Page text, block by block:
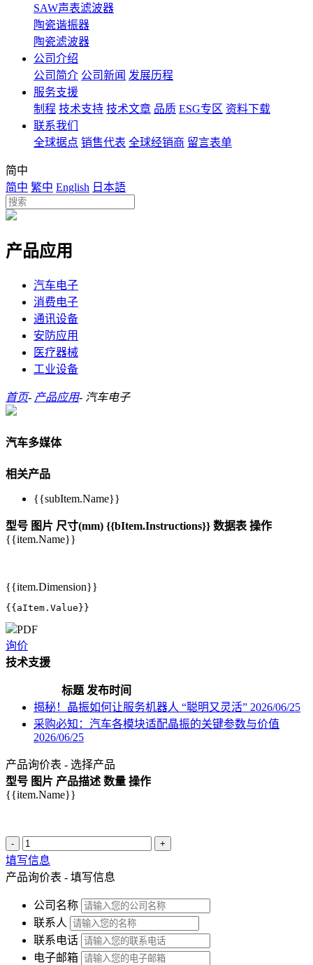
SAW声表滤波器
陶瓷谐振器
陶瓷滤波器
公司介绍
公司简介 公司新闻 发展历程
服务支援
制程 技术支持 技术文章 品质 ESG专区 资料下载
联系我们
全球据点 销售代表 全球经销商 留言表单
简中
简中 繁中 English 日本語
产品应用
汽车电子
消费电子
通讯设备
安防应用
医疗器械
工业设备
首页- 产品应用- 汽车电子
汽车多媒体
相关产品
{{subItem.Name}}
型号 图片 尺寸(mm) {{bItem.Instructions}} 数据表 操作
{{item.Name}}
{{item.Dimension}}
{{aItem.Value}}
PDF
询价
技术支援
标题 发布时间
揭秘！晶振如何让服务机器人 “聪明又灵活” 2026/06/25
采购必知：汽车各模块适配晶振的关键参数与价值
2026/06/25
产品询价表 - 选择产品
型号 图片 产品描述 数量 操作
{{item.Name}}
- +
填写信息
产品询价表 - 填写信息
公司名称
联系人
联系电话
电子邮箱